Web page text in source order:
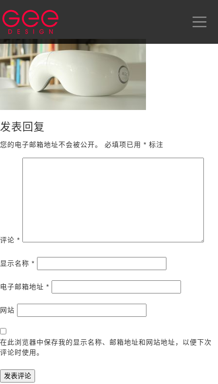
发表回复
您的电子邮箱地址不会被公开。 必填项已用 * 标注
评论 *
显示名称 *
电子邮箱地址 *
网站
在此浏览器中保存我的显示名称、邮箱地址和网站地址，以便下次
评论时使用。